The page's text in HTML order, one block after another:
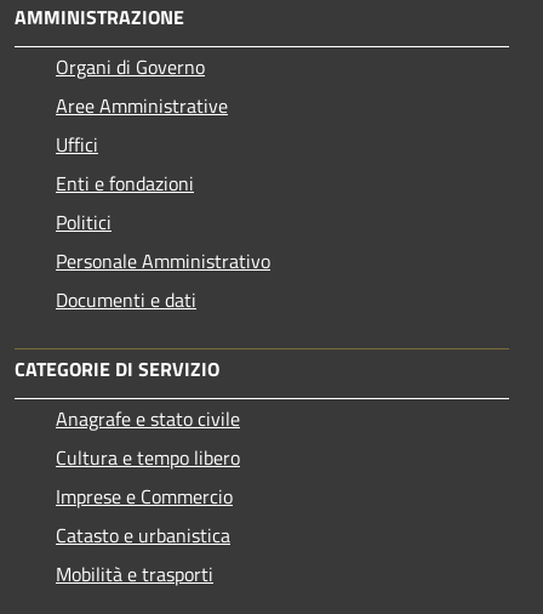
AMMINISTRAZIONE
Organi di Governo
Aree Amministrative
Uffici
Enti e fondazioni
Politici
Personale Amministrativo
Documenti e dati
CATEGORIE DI SERVIZIO
Anagrafe e stato civile
Cultura e tempo libero
Imprese e Commercio
Catasto e urbanistica
Mobilità e trasporti